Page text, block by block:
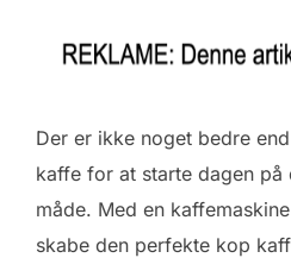
Der er ikke noget bedre
kaffe for at starte dagen på
måde. Med en
skabe den perfekte kop